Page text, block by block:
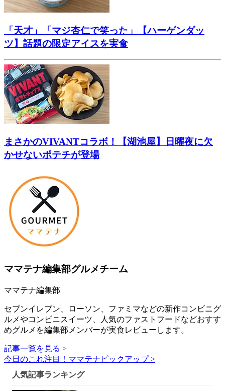
「天才」「マジ杏仁で笑った」【ハーゲンダッ
ツ】話題の限定アイスを実食
まさかのVIVANTコラボ！【湖池屋】日曜夜に欠
かせないポテチが登場
ママテナ編集部グルメチーム
ママテナ編集部
セブンイレブン、ローソン、ファミマなどの新作コンビニグ
ルメやコンビニスイーツ、人気のファストフードなどおすす
めグルメを編集部メンバーが実食レビューします。
記事一覧を見る >
今日のこれ注目！ママテナピックアップ >
人気記事ランキング